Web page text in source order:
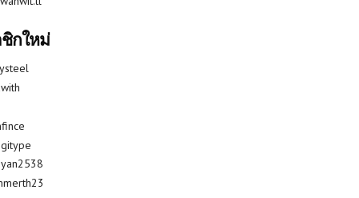
กใหม่